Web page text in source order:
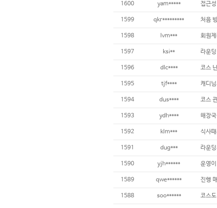
1600 yam*****
1599 qkr********* 처음
1598 lvm***
1597 ksi**
1596 dlc****
1595 tjf**** 캐디
1594 dus**** 코스
1593 ydh**** 해장
1592 klm***
1591 dug***
1590 yjh******
1589 qwe******
1588 soo******